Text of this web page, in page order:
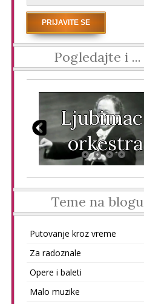
Pogledajte i ...
Ljubimac
orkestra
Teme na blogu
Putovanje kroz vreme
Za radoznale
Opere i baleti
Malo muzike